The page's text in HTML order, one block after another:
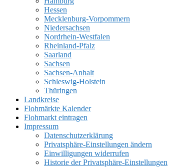
Hessen
Mecklenburg-Vorpommern
Niedersachsen
Nordrhein-Westfalen
Rheinland-Pfalz
Saarland
Sachsen
Sachsen-Anhalt
Schleswig-Holstein
Thüringen
Landkreise
Flohmärkte Kalender
Flohmarkt eintragen
Impressum
Datenschutzerklärung
Privatsphäre-Einstellungen ändern
Einwilligungen widerrufen
Historie der Privatsphäre-Einstellungen